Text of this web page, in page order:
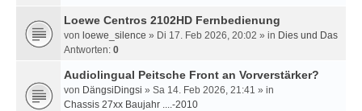
Loewe Centros 2102HD Fernbedienung
von loewe_silence » Di 17. Feb 2026, 20:02 » in Dies und Das
Antworten: 0
Audiolingual Peitsche Front an Vorverstärker?
von DängsiDingsi » Sa 14. Feb 2026, 21:41 » in
Chassis 27xx Baujahr ....-2010